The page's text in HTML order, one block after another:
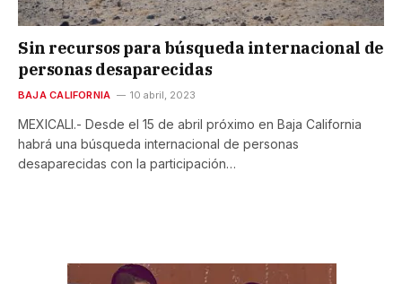
Sin recursos para búsqueda internacional de
personas desaparecidas
BAJA CALIFORNIA 10 abril, 2023
MEXICALI.- Desde el 15 de abril próximo en Baja California
habrá una búsqueda internacional de personas
desaparecidas con la participación…